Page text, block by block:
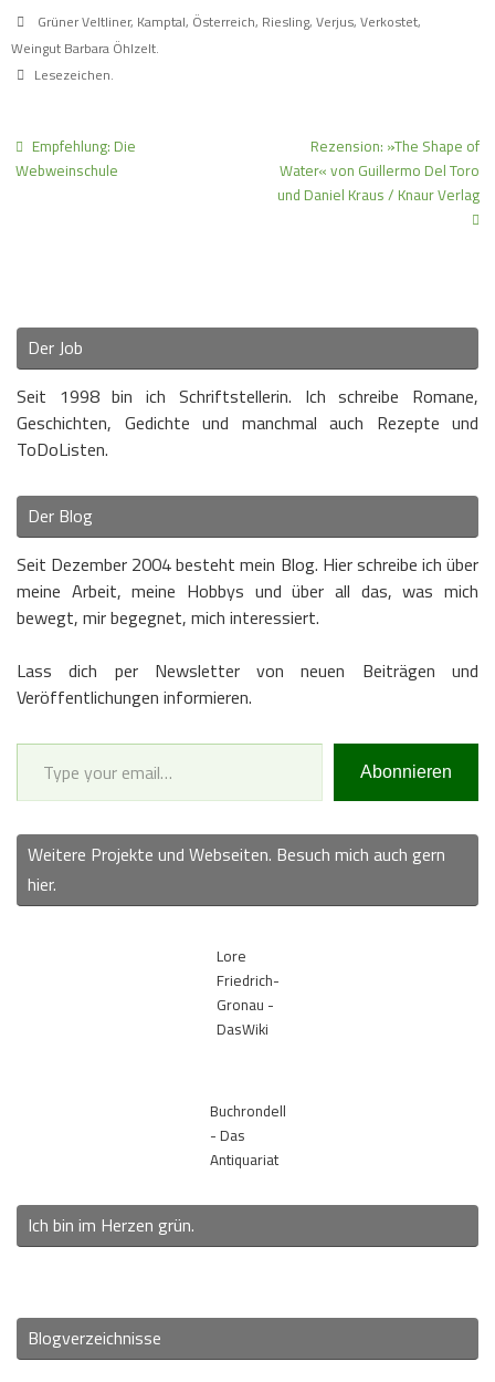
Grüner Veltliner, Kamptal, Österreich, Riesling, Verjus, Verkostet,
Weingut Barbara Öhlzelt.
Lesezeichen.
Empfehlung: Die
Webweinschule
Rezension: »The Shape of
Water« von Guillermo Del Toro
und Daniel Kraus / Knaur Verlag
Der Job
Seit 1998 bin ich Schriftstellerin. Ich schreibe Romane,
Geschichten, Gedichte und manchmal auch Rezepte und
ToDoListen.
Der Blog
Seit Dezember 2004 besteht mein Blog. Hier schreibe ich über
meine Arbeit, meine Hobbys und über all das, was mich
bewegt, mir begegnet, mich interessiert.
Lass dich per Newsletter von neuen Beiträgen und
Veröffentlichungen informieren.
Type your email…
Abonnieren
Weitere Projekte und Webseiten. Besuch mich auch gern
hier.
Lore
Friedrich-
Gronau -
DasWiki
Buchrondell
- Das
Antiquariat
Ich bin im Herzen grün.
Blogverzeichnisse